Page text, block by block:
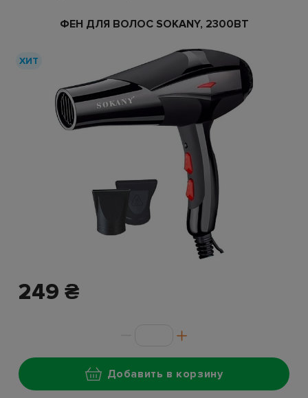
ФЕН ДЛЯ ВОЛОС SOKANY, 2300ВТ
ХИТ
249 ₴
Добавить в корзину